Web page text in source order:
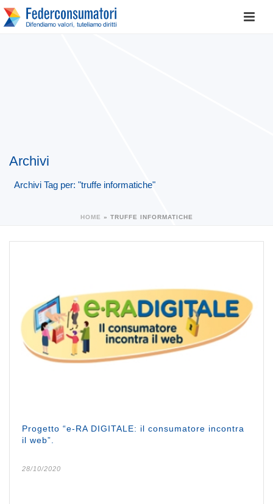
Archivi
Archivi Tag per: "truffe informatiche"
HOME » TRUFFE INFORMATICHE
Progetto “e-RA DIGITALE: il consumatore incontra
il web”.
28/10/2020